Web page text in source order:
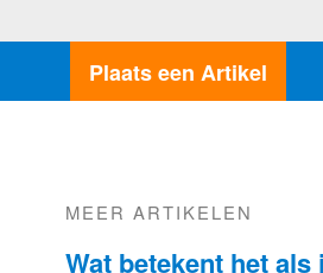
Plaats een Artikel
MEER ARTIKELEN
Wat betekent het als